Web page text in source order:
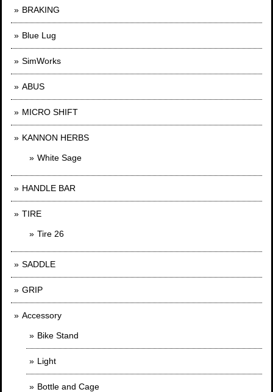
BRAKING
Blue Lug
SimWorks
ABUS
MICRO SHIFT
KANNON HERBS
White Sage
HANDLE BAR
TIRE
Tire 26
SADDLE
GRIP
Accessory
Bike Stand
Light
Bottle and Cage